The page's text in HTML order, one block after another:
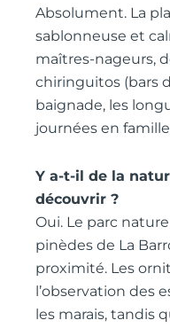
Absolument. La
sablonneuse et
maîtres-nageurs,
chiringuitos (bars
baignade, les
journées en
Y a-t-il de la
découvrir ?
Oui. Le parc
pinèdes de La
proximité. Les
l’observation des
les marais, tandis